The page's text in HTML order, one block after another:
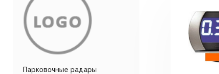
Парковочные радары